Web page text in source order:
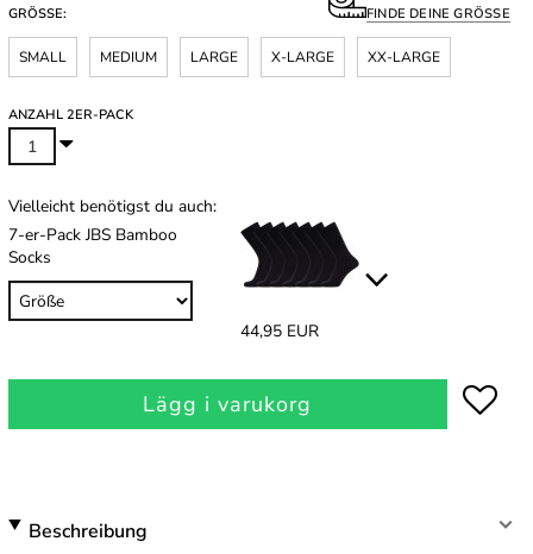
GRÖSSE: FINDE DEINE GRÖSSE
SMALL MEDIUM LARGE X-LARGE XX-LARGE
ANZAHL 2ER-PACK
Vielleicht benötigst du auch:
7-er-Pack JBS Bamboo
Socks
44,95 EUR
Lägg i varukorg
Beschreibung